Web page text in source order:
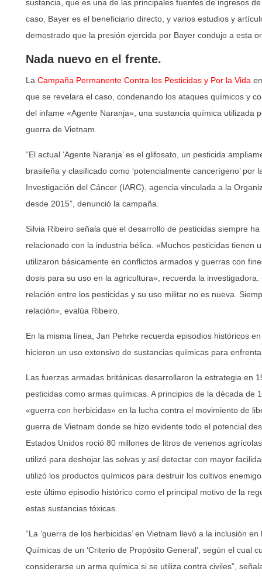
sustancia, que es una de las principales fuentes de ingresos
caso, Bayer es el beneficiario directo, y varios estudios y
demostrado que la presión ejercida por Bayer condujo a esta
Nada nuevo en el frente.
La Campaña Permanente Contra los Pesticidas y Por la Vida
que se revelara el caso, condenando los ataques químicos y
del infame «Agente Naranja», una sustancia química utilizada
guerra de Vietnam.
“El actual ‘Agente Naranja’ es el glifosato, un pesticida
brasileña y clasificado como ‘potencialmente cancerígeno’ por
Investigación del Cáncer (IARC), agencia vinculada a la
desde 2015”, denunció la campaña.
Silvia Ribeiro señala que el desarrollo de pesticidas siempre
relacionado con la industria bélica. «Muchos pesticidas tienen
utilizaron básicamente en conflictos armados y guerras con
dosis para su uso en la agricultura», recuerda la
relación entre los pesticidas y su uso militar no es nueva.
relación», evalúa Ribeiro.
En la misma línea, Jan Pehrke recuerda episodios históricos
hicieron un uso extensivo de sustancias químicas para
Las fuerzas armadas británicas desarrollaron la estrategia en
pesticidas como armas químicas. A principios de la década de
«guerra con herbicidas» en la lucha contra el movimiento de
guerra de Vietnam donde se hizo evidente todo el potencial
Estados Unidos roció 80 millones de litros de venenos
utilizó para deshojar las selvas y así detectar con mayor
utilizó los productos químicos para destruir los cultivos
este último episodio histórico como el principal motivo de la
estas sustancias tóxicas.
“La ‘guerra de los herbicidas’ en Vietnam llevó a la inclusión
Químicas de un ‘Criterio de Propósito General’, según el cual
considerarse un arma química si se utiliza contra civiles”,